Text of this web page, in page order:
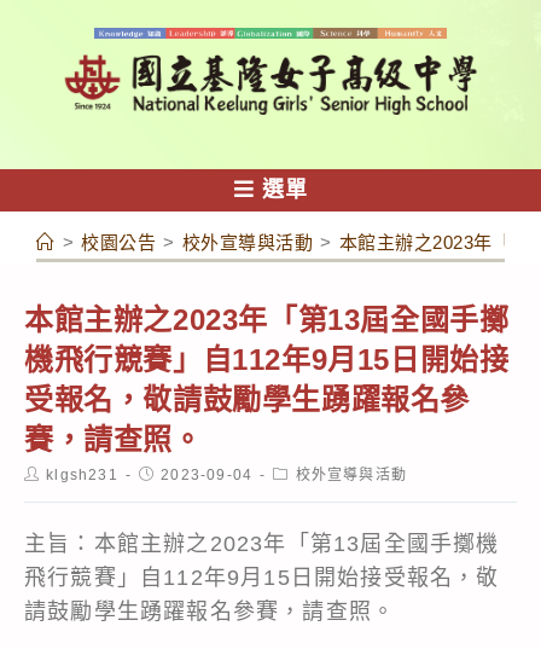
容
選單
> 校園公告 > 校外宣導與活動 > 本館主辦之2023年「第
本館主辦之2023年「第13屆全國手擲
機飛行競賽」自112年9月15日開始接
受報名，敬請鼓勵學生踴躍報名參
賽，請查照。
Postklgsh231
Post2023-09-04
Post校外宣導與活動
主旨：本館主辦之2023年「第13屆全國手擲機
飛行競賽」自112年9月15日開始接受報名，敬
請鼓勵學生踴躍報名參賽，請查照。